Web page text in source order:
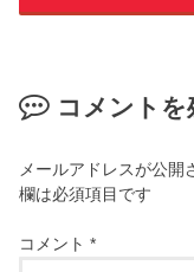
コメントを
メールアドレスが公開
欄は必須項目です
コメント*